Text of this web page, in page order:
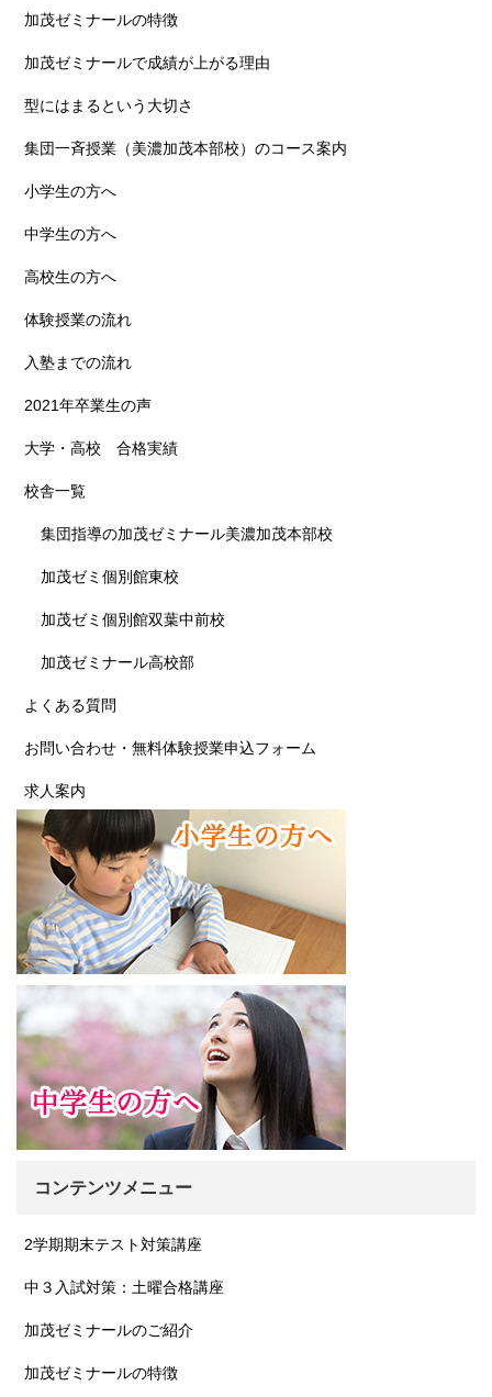
加茂ゼミナールの特徴
加茂ゼミナールで成績が上がる理由
型にはまるという大切さ
集団一斉授業（美濃加茂本部校）のコース案内
小学生の方へ
中学生の方へ
高校生の方へ
体験授業の流れ
入塾までの流れ
2021年卒業生の声
大学・高校 合格実績
校舎一覧
集団指導の加茂ゼミナール美濃加茂本部校
加茂ゼミ個別館東校
加茂ゼミ個別館双葉中前校
加茂ゼミナール高校部
よくある質問
お問い合わせ・無料体験授業申込フォーム
求人案内
コンテンツメニュー
2学期期末テスト対策講座
中３入試対策：土曜合格講座
加茂ゼミナールのご紹介
加茂ゼミナールの特徴